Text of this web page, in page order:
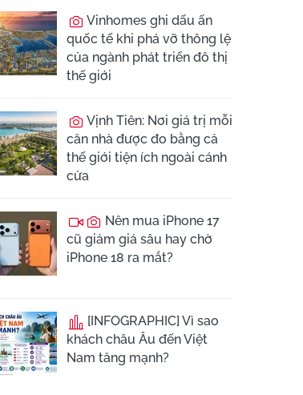
Vinhomes ghi dấu ấn
quốc tế khi phá vỡ thông lệ
của ngành phát triển đô thị
thế giới
Vịnh Tiên: Nơi giá trị mỗi
căn nhà được đo bằng cả
thế giới tiện ích ngoài cánh
cửa
Nên mua iPhone 17
cũ giảm giá sâu hay chờ
iPhone 18 ra mắt?
[INFOGRAPHIC] Vì sao
khách châu Âu đến Việt
Nam tăng mạnh?